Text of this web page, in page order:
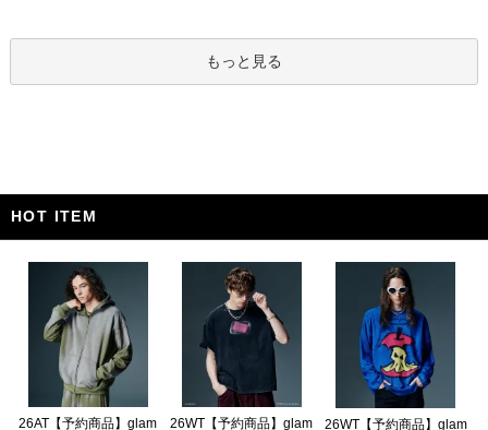
もっと見る
HOT ITEM
26AT【予約商品】glam 26WT【予約商品】glam 26WT【予約商品】glam